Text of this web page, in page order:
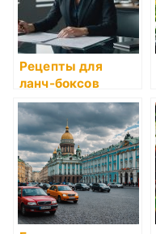
Рецепты для
ланч-боксов